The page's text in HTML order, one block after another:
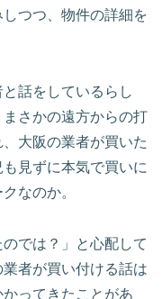
つつ、物件の詳細を
話をしているらし
さかの遠方からの打
大阪の業者が買いた
見ずに本気で買いに
なのか。
では？」と心配して
者が買い付ける話は
ってきたことがあ